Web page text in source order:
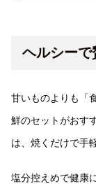
ヘルシーで
甘いものよりも「
鮮のセットがおす
は、焼くだけで手
塩分控えめで健康